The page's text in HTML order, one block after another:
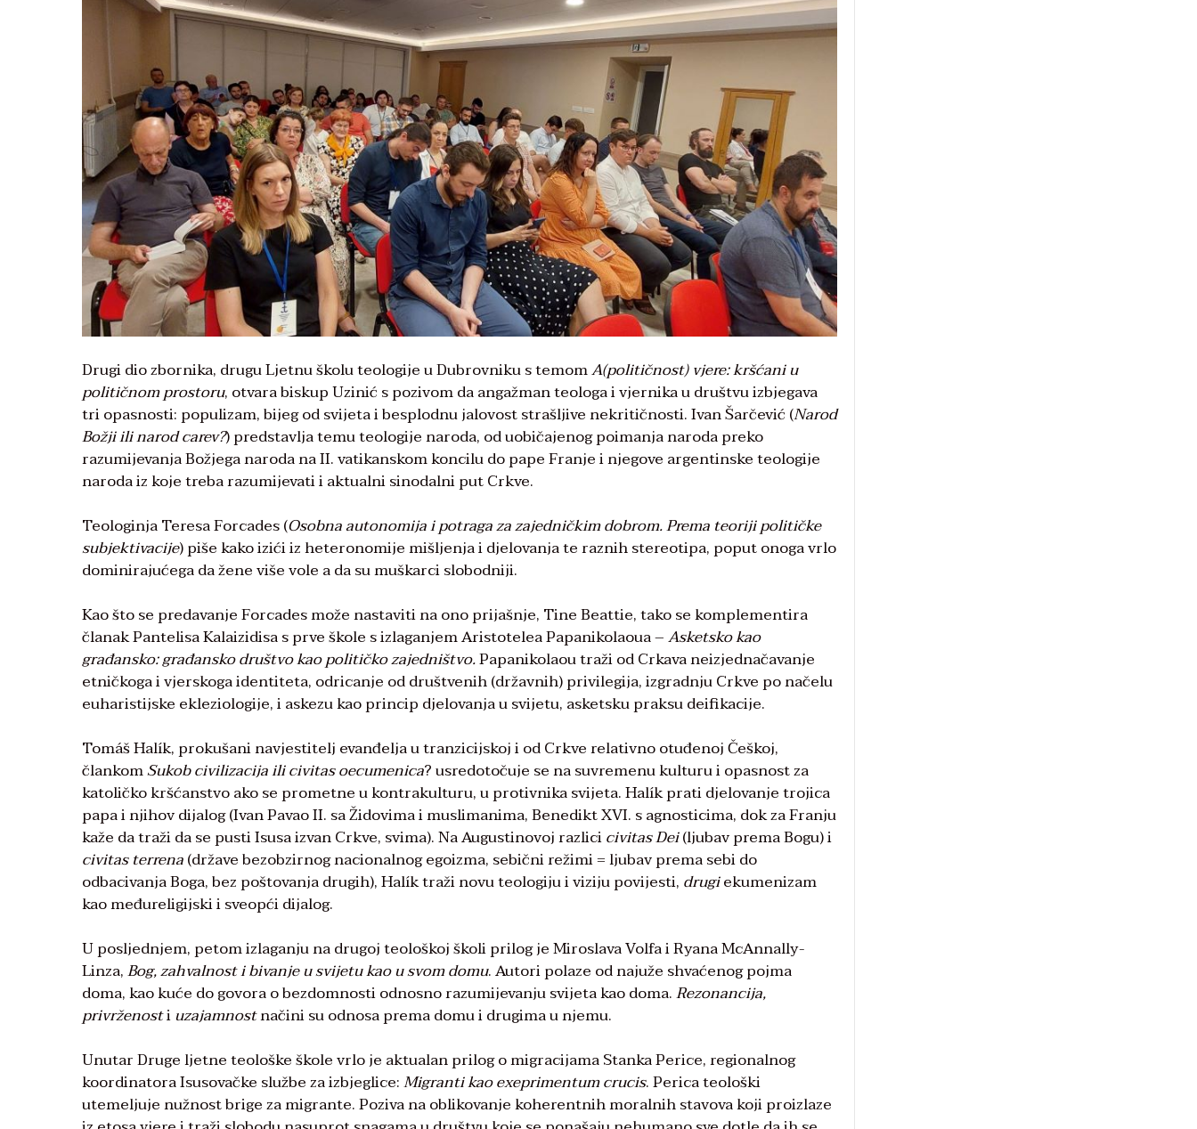
Drugi dio zbornika, drugu Ljetnu školu teologije u Dubrovniku s temomA(političnost) vjere: kršćani u
političnom prostoru, otvara biskup Uzinić s pozivom da angažman teologa i vjernika u društvu izbjegava
tri opasnosti: populizam, bijeg od svijeta i besplodnu jalovost strašljive nekritičnosti. Ivan Šarčević (Narod
Božji ili narod carev?) predstavlja temu teologije naroda, od uobičajenog poimanja naroda preko
razumijevanja Božjega naroda na II. vatikanskom koncilu do pape Franje i njegove argentinske teologije
naroda iz koje treba razumijevati i aktualni sinodalni put Crkve.
Teologinja Teresa Forcades (Osobna autonomija i potraga za zajedničkim dobrom. Prema teoriji političke
subjektivacije) piše kako izići iz heteronomije mišljenja i djelovanja te raznih stereotipa, poput onoga vrlo
dominirajućega da žene više vole a da su muškarci slobodniji.
Kao što se predavanje Forcades može nastaviti na ono prijašnje, Tine Beattie, tako se komplementira
članak Pantelisa Kalaizidisa s prve škole s izlaganjem Aristotelea Papanikolaoua –Asketsko kao
građansko: građansko društvo kao političko zajedništvo.Papanikolaou traži od Crkava neizjednačavanje
etničkoga i vjerskoga identiteta, odricanje od društvenih (državnih) privilegija, izgradnju Crkve po načelu
euharistijske ekleziologije, i askezu kao princip djelovanja u svijetu, asketsku praksu deifikacije.
Tomáš Halík, prokušani navjestitelj evanđelja u tranzicijskoj i od Crkve relativno otuđenoj Češkoj,
člankomSukob civilizacija ili civitas oecumenica? usredotočuje se na suvremenu kulturu i opasnost za
katoličko kršćanstvo ako se prometne u kontrakulturu, u protivnika svijeta. Halík prati djelovanje trojica
papa i njihov dijalog (Ivan Pavao II. sa Židovima i muslimanima, Benedikt XVI. s agnosticima, dok za Franju
kaže da traži da se pusti Isusa izvan Crkve, svima). Na Augustinovoj razlicicivitas Dei(ljubav prema Bogu) i
civitas terrena(države bezobzirnog nacionalnog egoizma, sebični režimi = ljubav prema sebi do
odbacivanja Boga, bez poštovanja drugih), Halík traži novu teologiju i viziju povijesti, drugiekumenizam
kao međureligijski i sveopći dijalog.
U posljednjem, petom izlaganju na drugoj teološkoj školi prilog je Miroslava Volfa i Ryana McAnnally-
Linza,Bog, zahvalnost i bivanje u svijetu kao u svom domu. Autori polaze od najuže shvaćenog pojma
doma, kao kuće do govora o bezdomnosti odnosno razumijevanju svijeta kao doma.Rezonancija,
privrženostiuzajamnostnačini su odnosa prema domu i drugima u njemu.
Unutar Druge ljetne teološke škole vrlo je aktualan prilog o migracijama Stanka Perice, regionalnog
koordinatora Isusovačke službe za izbjeglice:Migranti kao exeprimentum crucis. Perica teološki
utemeljuje nužnost brige za migrante. Poziva na oblikovanje koherentnih moralnih stavova koji proizlaze